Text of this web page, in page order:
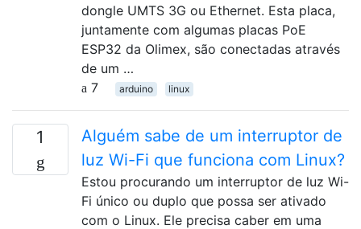
dongle UMTS 3G ou Ethernet. Esta placa,
juntamente com algumas placas PoE
ESP32 da Olimex, são conectadas através
de um …
7
arduino linux
1
Alguém sabe de um interruptor de
luz Wi-Fi que funciona com Linux?
Estou procurando um interruptor de luz Wi-
Fi único ou duplo que possa ser ativado
com o Linux. Ele precisa caber em uma